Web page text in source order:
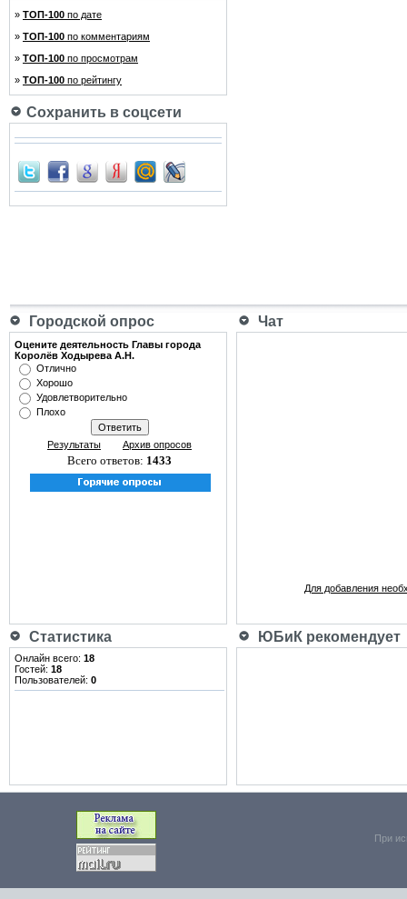
» ТОП-100 по дате
» ТОП-100 по комментариям
» ТОП-100 по просмотрам
» ТОП-100 по рейтингу
Сохранить в соцсети
Городской опрос Чат
Оцените деятельность Главы города
Королёв Ходырева А.Н.
Отлично
Хорошо
Удовлетворительно
Плохо
Результаты Архив опросов
Всего ответов: 1433
Для добавления
Статистика ЮБиК рекомендует
Онлайн всего: 18
Гостей: 18
Пользователей: 0
При